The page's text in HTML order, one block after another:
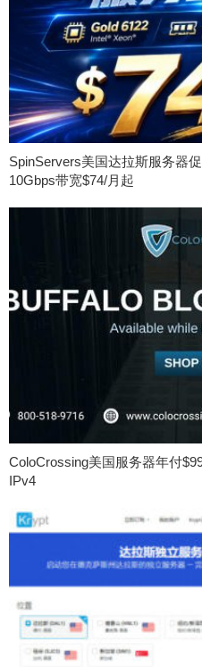
SpinServers美国达拉斯服务器
10Gbps带宽$74/月起
ColoCrossing美国服务器年付
IPv4